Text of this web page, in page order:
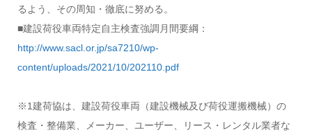
るよう、その周知・徹底に努める。
■建設荷役車両特定自主検査強調月間要綱：
http://www.sacl.or.jp/sa7210/wp-
content/uploads/2021/10/202110.pdf
※1建荷協は、建設荷役車両（建設機械及び荷役運搬機械）の
検査・整備業、メーカー、ユーザー、リース・レンタル業者な